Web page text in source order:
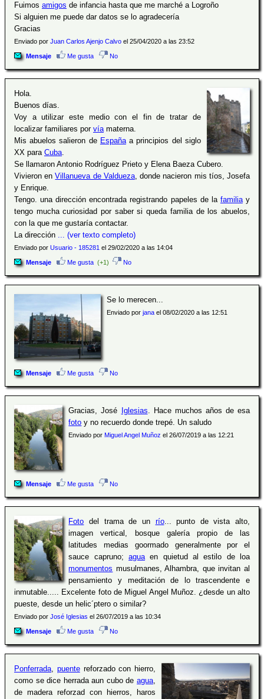
Fuimos amigos de infancia hasta que me marché a Logroño
Si alguien me puede dar datos se lo agradecería
Gracias
Enviado por Juan Carlos Ajenjo Calvo el 25/04/2020 a las 23:52
Mensaje Me gusta No
Hola.
Buenos días.
Voy a utilizar este medio con el fin de tratar de
localizar familiares por víamaterna.
Mis abuelos salieron de Españaa principios del siglo
XX para Cuba.
Se llamaron Antonio Rodríguez Prieto y Elena Baeza Cubero.
Vivieron enVillanueva de Valdueza, donde nacieron mis tíos, Josefa
y Enrique.
Tengo. una dirección encontrada registrando papeles de la familiay
tengo mucha curiosidad por saber si queda familia de los abuelos,
con la que me gustaría contactar.
La dirección ... (ver texto completo)
Enviado por Usuario - 185281 el 29/02/2020 a las 14:04
Mensaje Me gusta (+1) No
Se lo merecen...
Enviado por janael 08/02/2020 a las 12:51
Mensaje Me gusta No
Gracias, José Iglesias. Hace muchos años de esa
foto y no recuerdo donde trepé. Un saludo
Enviado porMiguel Angel Muñoz el 26/07/2019 a las 12:21
Mensaje Me gusta No
Foto del trama de un río... punto de vista alto,
imagen vertical, bosque galería propio de las
latitudes medias goormado generalmente por el
sauce capruno;aguaen quietud al estilo de loa
monumentos musulmanes, Alhambra, que invitan al
pensamiento y meditación de lo trascendente e
inmutable..... Excelente foto de Miguel Angel Muñoz. ¿desde un alto
pueste, desde un helic´ptero o similar?
Enviado por José Iglesias el 26/07/2019 a las 10:34
Mensaje Me gusta No
Ponferrada, puentereforzado con hierro,
como se dice herrada aun cubo de agua,
de madera reforzad con hierros, haros